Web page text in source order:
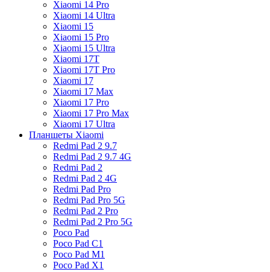
Xiaomi 14 Pro
Xiaomi 14 Ultra
Xiaomi 15
Xiaomi 15 Pro
Xiaomi 15 Ultra
Xiaomi 17T
Xiaomi 17T Pro
Xiaomi 17
Xiaomi 17 Max
Xiaomi 17 Pro
Xiaomi 17 Pro Max
Xiaomi 17 Ultra
Планшеты Xiaomi
Redmi Pad 2 9.7
Redmi Pad 2 9.7 4G
Redmi Pad 2
Redmi Pad 2 4G
Redmi Pad Pro
Redmi Pad Pro 5G
Redmi Pad 2 Pro
Redmi Pad 2 Pro 5G
Poco Pad
Poco Pad C1
Poco Pad M1
Poco Pad X1